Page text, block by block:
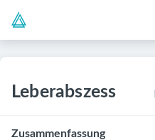
Leberabszess
Zusammenfassung